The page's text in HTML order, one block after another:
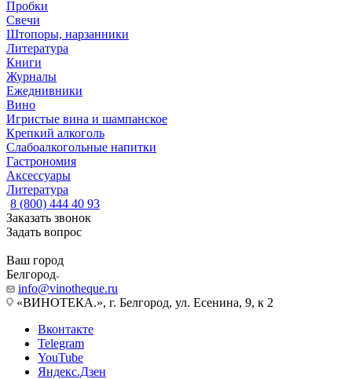
Пробки
Свечи
Штопоры, нарзанники
Литература
Книги
Журналы
Ежеднивники
Вино
Игристые вина и шампанское
Крепкий алкоголь
Слабоалкогольные напитки
Гастрономия
Аксессуары
Литература
8 (800) 444 40 93
Заказать звонок
Задать вопрос
Ваш город
Белгород
info@vinotheque.ru
«ВИНОТЕКА.», г. Белгород, ул. Есенина, 9, к 2
Вконтакте
Telegram
YouTube
Яндекс.Дзен